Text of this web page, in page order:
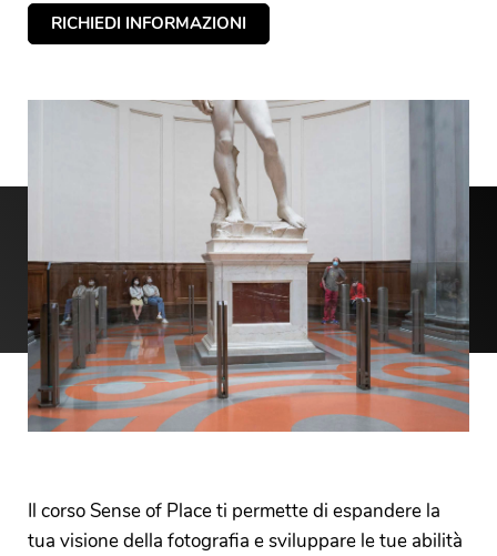
RICHIEDI INFORMAZIONI
Il corso Sense of Place ti permette di espandere la
tua visione della fotografia e sviluppare le tue abilità